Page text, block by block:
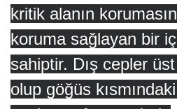
kritik alanın
koruma sağlayan bir
sahiptir. Dış cepler
olup göğüs